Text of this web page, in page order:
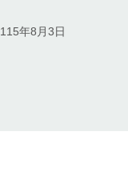
115年8月3日